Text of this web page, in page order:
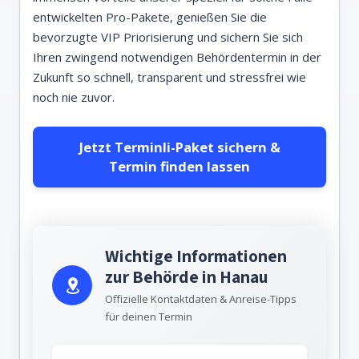
entwickelten Pro-Pakete, genießen Sie die
bevorzugte VIP Priorisierung und sichern Sie sich
Ihren zwingend notwendigen Behördentermin in der
Zukunft so schnell, transparent und stressfrei wie
noch nie zuvor.
Jetzt Terminli-Paket sichern &
Termin finden lassen
Wichtige Informationen
zur Behörde in Hanau
Offizielle Kontaktdaten & Anreise-Tipps
für deinen Termin